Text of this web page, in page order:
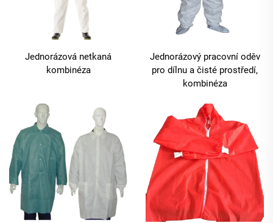
Jednorázová netkaná
kombinéza
Jednorázový pracovní oděv
pro dílnu a čisté prostředí,
kombinéza